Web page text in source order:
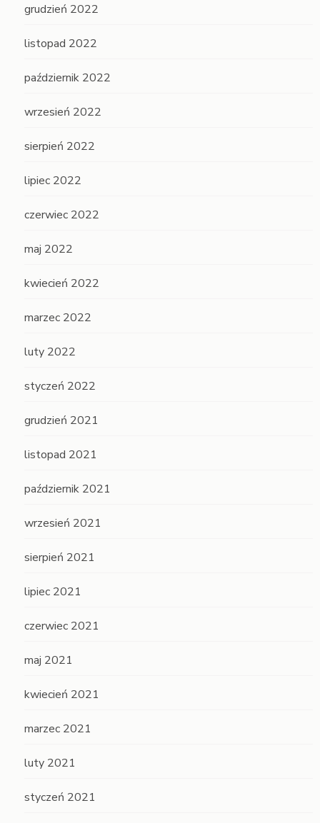
grudzień 2022
listopad 2022
październik 2022
wrzesień 2022
sierpień 2022
lipiec 2022
czerwiec 2022
maj 2022
kwiecień 2022
marzec 2022
luty 2022
styczeń 2022
grudzień 2021
listopad 2021
październik 2021
wrzesień 2021
sierpień 2021
lipiec 2021
czerwiec 2021
maj 2021
kwiecień 2021
marzec 2021
luty 2021
styczeń 2021